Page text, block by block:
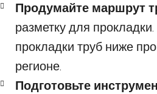
Продумайте маршрут
разметку для
прокладки труб ниже
регионе.
Подготовьте